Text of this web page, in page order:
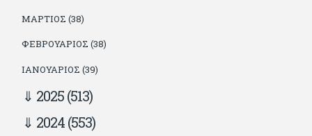
ΜΆΡΤΙΟΣ (38)
ΦΕΒΡΟΥΆΡΙΟΣ (38)
ΙΑΝΟΥΆΡΙΟΣ (39)
2025(513)
2024(553)